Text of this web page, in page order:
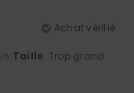
Achat vérifié
/5 Taille: Trop grand